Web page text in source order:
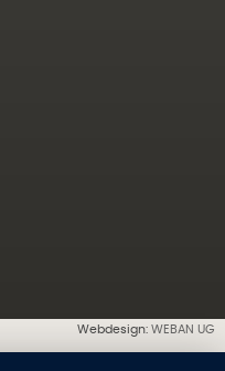
Webdesign:WEBAN UG